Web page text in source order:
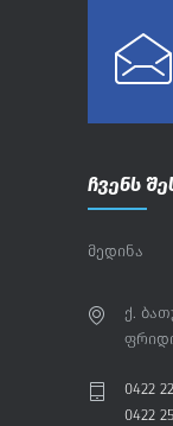
ჩვენს
მედინა
ქ.
0422
0422